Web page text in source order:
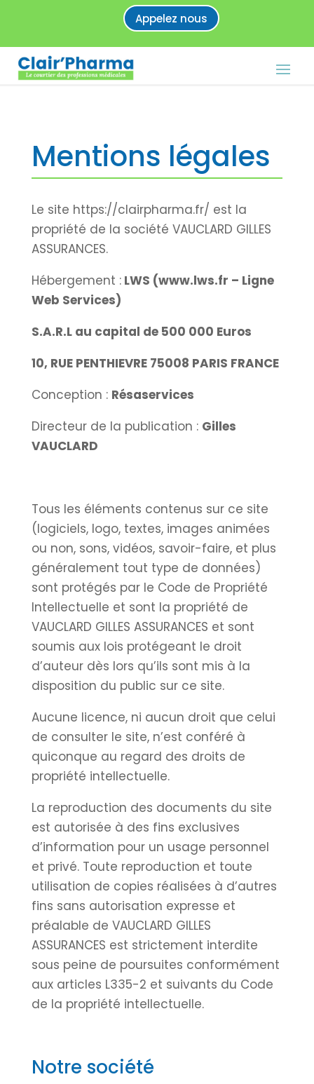
Appelez nous
Mentions légales
Le site https://clairpharma.fr/ est la
propriété de la société VAUCLARD GILLES
ASSURANCES.
Hébergement :LWS (www.lws.fr – Ligne
Web Services)
S.A.R.L au capital de 500 000 Euros
10, RUE PENTHIEVRE 75008 PARIS FRANCE
Conception : Résaservices
Directeur de la publication : Gilles
VAUCLARD
Tous les éléments contenus sur ce site
(logiciels, logo, textes, images animées
ou non, sons, vidéos, savoir-faire, et plus
généralement tout type de données)
sont protégés par le Code de Propriété
Intellectuelle et sont la propriété de
VAUCLARD GILLES ASSURANCES et sont
soumis aux lois protégeant le droit
d’auteur dès lors qu’ils sont mis à la
disposition du public sur ce site.
Aucune licence, ni aucun droit que celui
de consulter le site, n’est conféré à
quiconque au regard des droits de
propriété intellectuelle.
La reproduction des documents du site
est autorisée à des fins exclusives
d’information pour un usage personnel
et privé. Toute reproduction et toute
utilisation de copies réalisées à d’autres
fins sans autorisation expresse et
préalable de VAUCLARD GILLES
ASSURANCES est strictement interdite
sous peine de poursuites conformément
aux articles L335-2 et suivants du Code
de la propriété intellectuelle.
Notre société